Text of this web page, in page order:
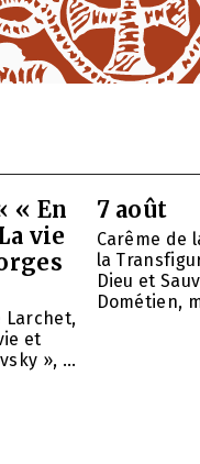
« En
vie
Larchet,
et
», ...
7 août
Carême de
la
Dieu et
Dométien,